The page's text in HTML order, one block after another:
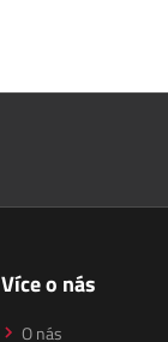
Více o nás
O nás